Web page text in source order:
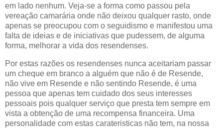
em lado nenhum. Veja-se a forma como passou pela
vereação camarária onde não deixou qualquer rasto, onde
apenas se preocupou com o seguidismo e manifestou uma
falta de ideias e de iniciativas que pudessem, de alguma
forma, melhorar a vida dos resendenses.
Por estas razões os resendenses nunca aceitariam passar
um cheque em branco a alguém que não é de Resende,
não vive em Resende e não sentindo Resende, é uma
pessoa que apenas tem cuidado dos seus interesses
pessoais pois qualquer serviço que presta tem sempre em
vista a obtenção de uma recompensa financeira. Uma
personalidade com estas carateristicas não tem, na nossa